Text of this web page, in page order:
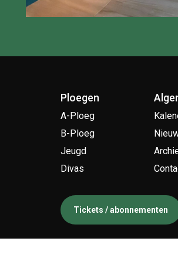
Ploegen
A-Ploeg
B-Ploeg
Jeugd
Divas
Tickets / abonnementen